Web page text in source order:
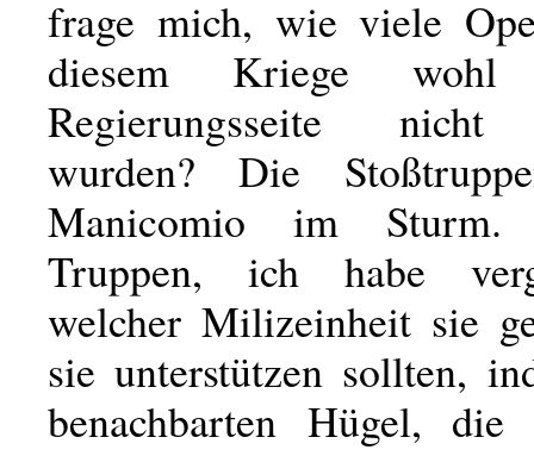
frage mich, wie viele
diesem Kriege
Regierungsseite nicht
wurden? Die
Manicomio im
Truppen, ich habe
welcher Milizeinheit sie
sie unterstützen sollten,
benachbarten Hügel, die